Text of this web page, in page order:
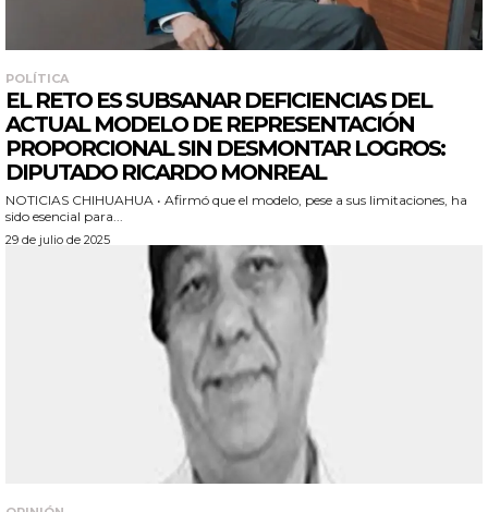
POLÍTICA
EL RETO ES SUBSANAR DEFICIENCIAS DEL
ACTUAL MODELO DE REPRESENTACIÓN
PROPORCIONAL SIN DESMONTAR LOGROS:
DIPUTADO RICARDO MONREAL
NOTICIAS CHIHUAHUA • Afirmó que el modelo, pese a sus limitaciones, ha
sido esencial para...
29 de julio de 2025